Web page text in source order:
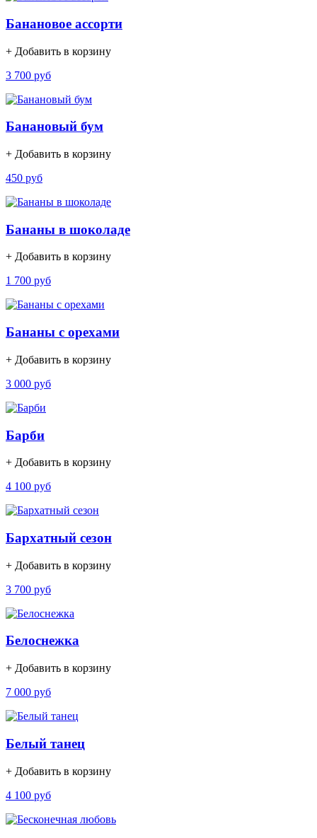
Банановое ассорти
+ Добавить в корзину
3 700 руб
Банановый бум
+ Добавить в корзину
450 руб
Бананы в шоколаде
+ Добавить в корзину
1 700 руб
Бананы с орехами
+ Добавить в корзину
3 000 руб
Барби
+ Добавить в корзину
4 100 руб
Бархатный сезон
+ Добавить в корзину
3 700 руб
Белоснежка
+ Добавить в корзину
7 000 руб
Белый танец
+ Добавить в корзину
4 100 руб